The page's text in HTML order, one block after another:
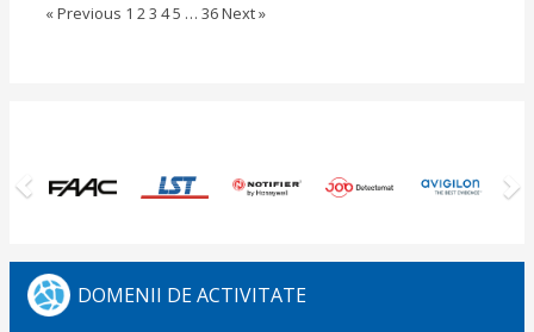
« Previous 1 23 45 … 36Next »
DOMENII DE ACTIVITATE